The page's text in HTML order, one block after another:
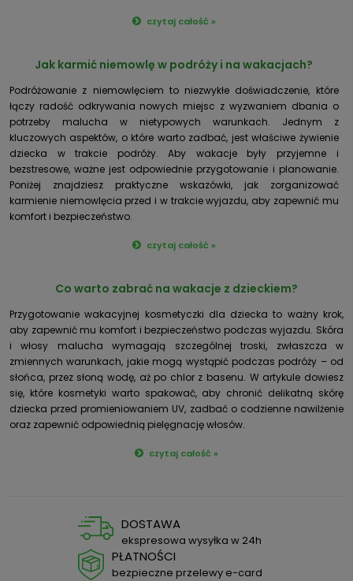
czytaj całość »
Jak karmić niemowlę w podróży i na wakacjach?
Podróżowanie z niemowlęciem to niezwykłe doświadczenie, które
łączy radość odkrywania nowych miejsc z wyzwaniem dbania o
potrzeby malucha w nietypowych warunkach. Jednym z
kluczowych aspektów, o które warto zadbać, jest właściwe żywienie
dziecka w trakcie podróży. Aby wakacje były przyjemne i
bezstresowe, ważne jest odpowiednie przygotowanie i planowanie.
Poniżej znajdziesz praktyczne wskazówki, jak zorganizować
karmienie niemowlęcia przed i w trakcie wyjazdu, aby zapewnić mu
komfort i bezpieczeństwo.
czytaj całość »
Co warto zabrać na wakacje z dzieckiem?
Przygotowanie wakacyjnej kosmetyczki dla dziecka to ważny krok,
aby zapewnić mu komfort i bezpieczeństwo podczas wyjazdu. Skóra
i włosy malucha wymagają szczególnej troski, zwłaszcza w
zmiennych warunkach, jakie mogą wystąpić podczas podróży – od
słońca, przez słoną wodę, aż po chlor z basenu. W artykule dowiesz
się, które kosmetyki warto spakować, aby chronić delikatną skórę
dziecka przed promieniowaniem UV, zadbać o codzienne nawilżenie
oraz zapewnić odpowiednią pielęgnację włosów.
czytaj całość »
DOSTAWA
ekspresowa wysyłka w 24h
PŁATNOŚCI
bezpieczne przelewy e-card